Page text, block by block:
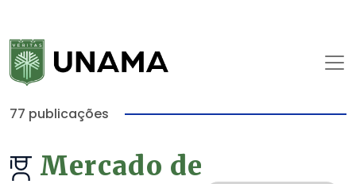
77 publicações
Mercado de